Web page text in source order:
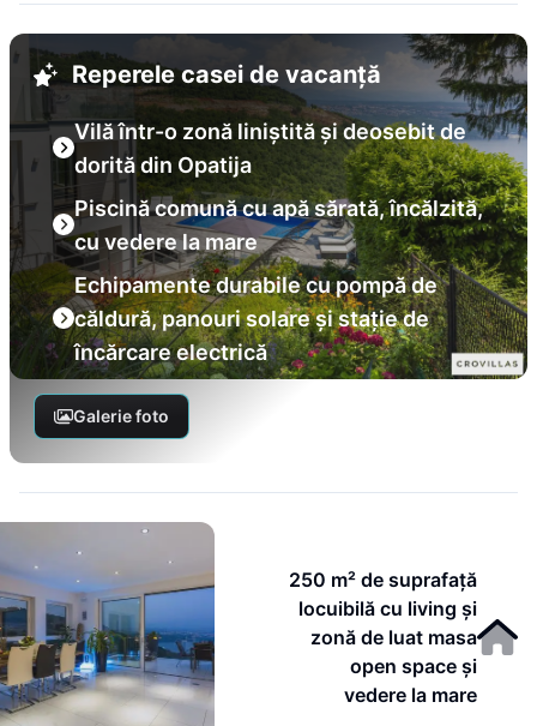
Reperele casei de vacanță
Vilă într-o zonă liniștită și deosebit de
dorită din Opatija
Piscină comună cu apă sărată, încălzită,
cu vedere la mare
Echipamente durabile cu pompă de
căldură, panouri solare și stație de
încărcare electrică
Galerie foto
250 m² de suprafață
locuibilă cu living și
zonă de luat masa
open space și
vedere la mare